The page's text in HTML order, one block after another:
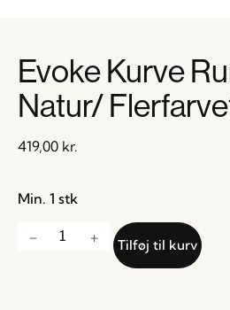
Evoke Kurve
Natur/
419,00 kr.
Min. 1 stk
Tilføj til kurv